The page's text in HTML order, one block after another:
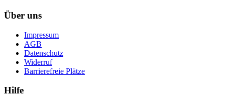
Über uns
Impressum
AGB
Datenschutz
Widerruf
Barrierefreie Plätze
Hilfe